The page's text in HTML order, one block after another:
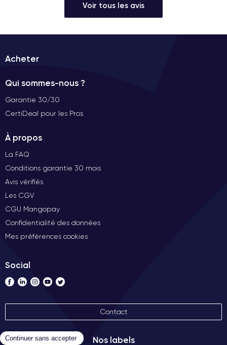
Voir tous les avis
Acheter
Qui sommes-nous ?
Garantie 30/30
CertiDeal pour les Pros
À propos
La FAQ
Conditions garantie 30 mois
Avis vérifiés
Les CGV
CGU Mangopay
Confidentialité des données
Mes préférences cookies
Social
Contact
Nos labels